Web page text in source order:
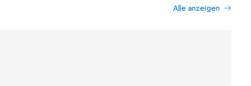
Alle anzeigen